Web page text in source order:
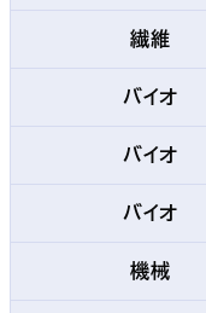
繊維
バイオ
バイオ
バイオ
機械